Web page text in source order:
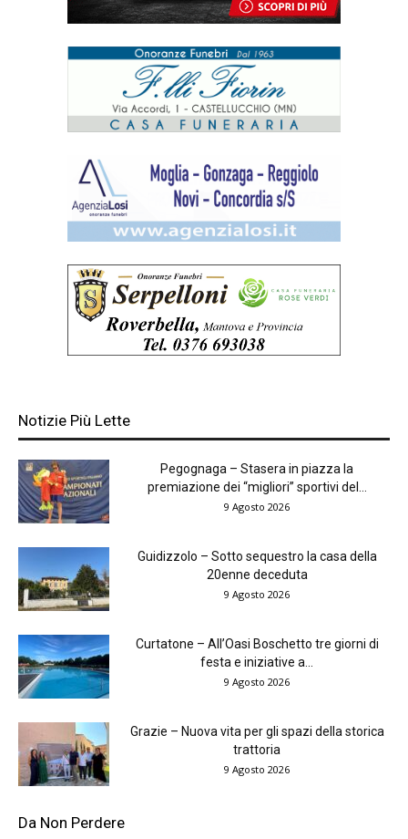
Notizie Più Lette
Pegognaga – Stasera in piazza la
premiazione dei “migliori” sportivi del...
9 Agosto 2026
Guidizzolo – Sotto sequestro la casa della
20enne deceduta
9 Agosto 2026
Curtatone – All’Oasi Boschetto tre giorni di
festa e iniziative a...
9 Agosto 2026
Grazie – Nuova vita per gli spazi della storica
trattoria
9 Agosto 2026
Da Non Perdere